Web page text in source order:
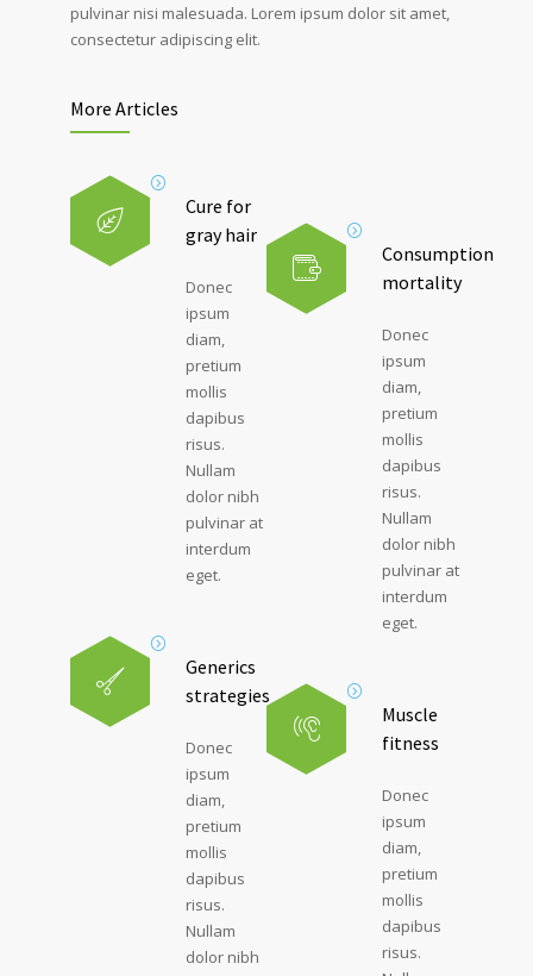
pulvinar nisi malesuada. Lorem ipsum dolor sit amet,
consectetur adipiscing elit.
More Articles
Cure for
gray hair
Donec
ipsum
diam,
pretium
mollis
dapibus
risus.
Nullam
dolor nibh
pulvinar at
interdum
eget.
Generics
strategies
Donec
ipsum
diam,
pretium
mollis
dapibus
risus.
Nullam
dolor nibh
Consumption
mortality
Donec
ipsum
diam,
pretium
mollis
dapibus
risus.
Nullam
dolor nibh
pulvinar at
interdum
eget.
Muscle
fitness
Donec
ipsum
diam,
pretium
mollis
dapibus
risus.